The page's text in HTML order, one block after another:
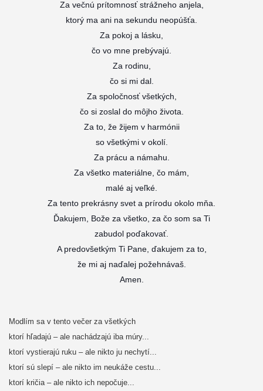
Za večnú prítomnosť strážneho anjela,
ktorý ma ani na sekundu neopúšťa.
Za pokoj a lásku,
čo vo mne prebývajú.
Za rodinu,
čo si mi dal.
Za spoločnosť všetkých,
čo si zoslal do môjho života.
Za to, že žijem v harmónii
so všetkými v okolí.
Za prácu a námahu.
Za všetko materiálne, čo mám,
malé aj veľké.
Za tento prekrásny svet a prírodu okolo mňa.
Ďakujem, Bože za všetko, za čo som sa Ti
zabudol poďakovať.
A predovšetkým Ti Pane, ďakujem za to,
že mi aj naďalej požehnávaš.
Amen.
Modlím sa v tento večer za všetkých
ktorí hľadajú – ale nachádzajú iba múry...
ktorí vystierajú ruku – ale nikto ju nechytí...
ktorí sú slepí – ale nikto im neukáže cestu...
ktorí kričia – ale nikto ich nepočuje...